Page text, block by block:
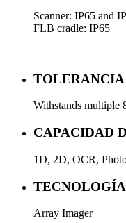
Scanner: IP65 and
FLB cradle: IP65
TOLERANCIA
Withstands multiple
CAPACIDAD
1D, 2D, OCR,
Array Imager